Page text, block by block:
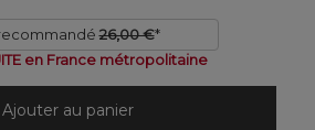
26,00 €*
en France métropolitaine
Ajouter au panier